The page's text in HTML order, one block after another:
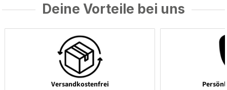
Deine Vorteile bei uns
Versandkostenfrei